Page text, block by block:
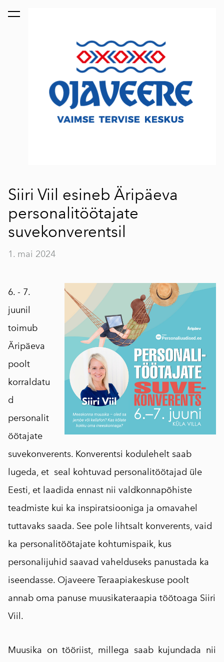
lisati ostukorvi.
Siiri Viil esineb Äripäeva
personalitöötajate
suvekonverentsil
1. mai 2024
6. - 7.
juunil
toimub
Äripäeva
poolt
korraldatu
d
personalit
öötajate
suvekonverents. Konverentsi kodulehelt saab
lugeda, et seal kohtuvad personalitöötajad üle
Eesti, et laadida ennast nii valdkonnapõhiste
teadmiste kui ka inspiratsiooniga ja omavahel
tuttavaks saada. See pole lihtsalt konverents, vaid
ka personalitöötajate kohtumispaik, kus
personalijuhid saavad vahelduseks panustada ka
iseendasse. Ojaveere Teraapiakeskuse poolt
annab oma panuse muusikateraapia töötoaga Siiri
Viil.
Muusika on tööriist, millega saab kujundada nii